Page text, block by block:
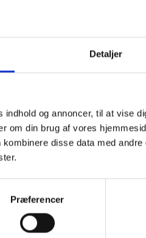
Detaljer
og annoncer, til at vise
om din brug af vores
disse data med
Præferencer
29. SEPTEMBER 2026
1., 2. 9. og 11. kreds -
Forsamlingshusmøde
København
Mødet er for inviterede
København V